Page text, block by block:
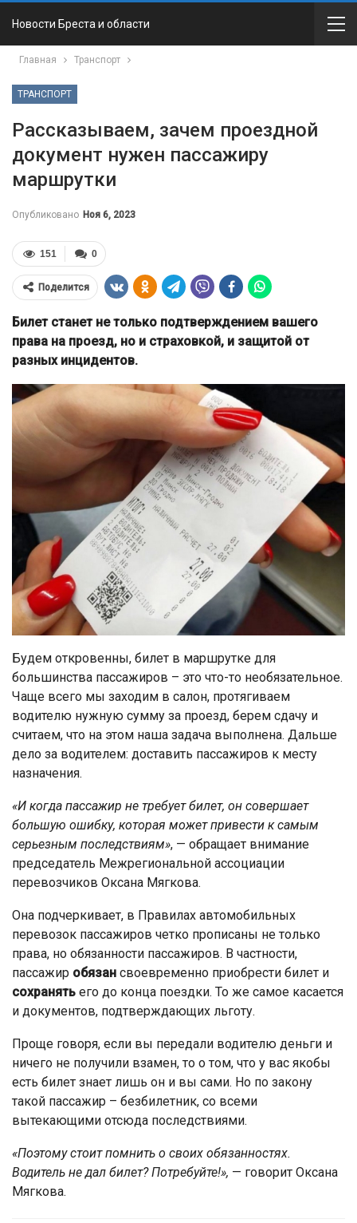
Новости Бреста и области
Главная Транспорт
ТРАНСПОРТ
Рассказываем, зачем проездной
документ нужен пассажиру
маршрутки
Опубликовано Ноя 6, 2023
0
151
Поделится
Билет станет не только подтверждением вашего
права на проезд, но и страховкой, и защитой от
разных инцидентов.
Будем откровенны, билет в маршрутке для
большинства пассажиров – это что-то необязательное.
Чаще всего мы заходим в салон, протягиваем
водителю нужную сумму за проезд, берем сдачу и
считаем, что на этом наша задача выполнена. Дальше
дело за водителем: доставить пассажиров к месту
назначения.
«И когда пассажир не требует билет, он совершает
большую ошибку, которая может привести к самым
серьезным последствиям», — обращает внимание
председатель Межрегиональной ассоциации
перевозчиков Оксана Мягкова.
Она подчеркивает, в Правилах автомобильных
перевозок пассажиров четко прописаны не только
права, но обязанности пассажиров. В частности,
пассажир обязан своевременно приобрести билет и
сохранять его до конца поездки. То же самое касается
и документов, подтверждающих льготу.
Проще говоря, если вы передали водителю деньги и
ничего не получили взамен, то о том, что у вас якобы
есть билет знает лишь он и вы сами. Но по закону
такой пассажир – безбилетник, со всеми
вытекающими отсюда последствиями.
«Поэтому стоит помнить о своих обязанностях.
Водитель не дал билет? Потребуйте!», — говорит Оксана
Мягкова.